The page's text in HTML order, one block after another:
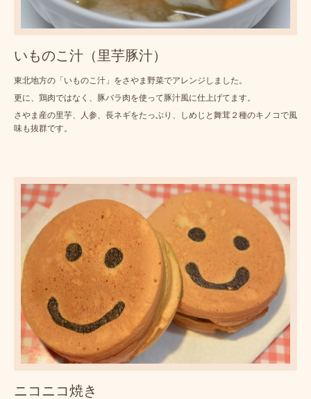
いものこ汁（里芋豚汁）
東北地方の「いものこ汁」をさやま野菜でアレンジしました。
更に、鶏肉ではなく、豚バラ肉を使って豚汁風に仕上げてます。
さやま産の里芋、人参、長ネギをたっぷり、しめじと舞茸２種のキノコで風
味も抜群です。
ニコニコ焼き